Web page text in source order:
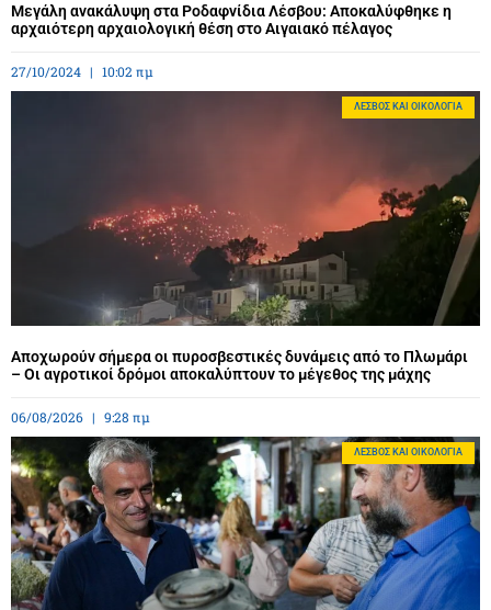
Μεγάλη ανακάλυψη στα Ροδαφνίδια Λέσβου: Αποκαλύφθηκε η
αρχαιότερη αρχαιολογική θέση στο Αιγαιακό πέλαγος
27/10/2024 10:02 πμ
ΛΈΣΒΟΣ ΚΑΙ ΟΙΚΟΛΟΓΊΑ
Αποχωρούν σήμερα οι πυροσβεστικές δυνάμεις από το Πλωμάρι
– Οι αγροτικοί δρόμοι αποκαλύπτουν το μέγεθος της μάχης
06/08/2026 9:28 πμ
ΛΈΣΒΟΣ ΚΑΙ ΟΙΚΟΛΟΓΊΑ